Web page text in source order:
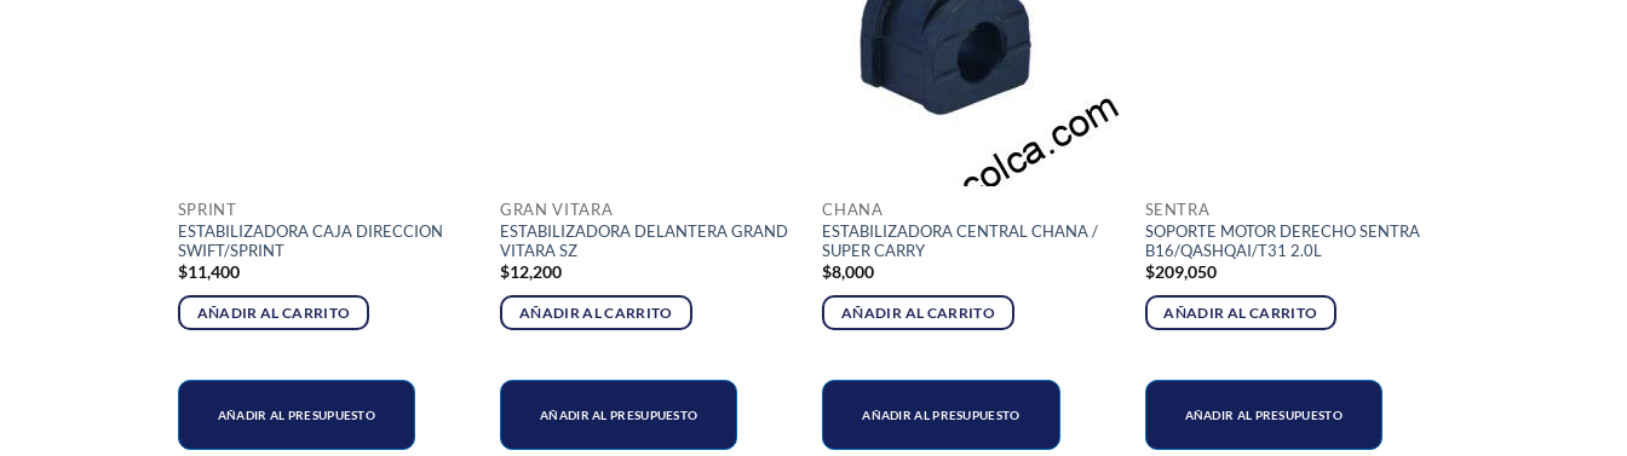
SPRINT
ESTABILIZADORA CAJA DIRECCION
SWIFT/SPRINT
$11,400
AÑADIR AL CARRITO
AÑADIR AL PRESUPUESTO
GRAN VITARA
ESTABILIZADORA DELANTERA GRAND
VITARA SZ
$12,200
AÑADIR AL CARRITO
AÑADIR AL PRESUPUESTO
CHANA
ESTABILIZADORA CENTRAL CHANA /
SUPER CARRY
$8,000
AÑADIR AL CARRITO
AÑADIR AL PRESUPUESTO
SENTRA
SOPORTE MOTOR DERECHO SENTRA
B16/QASHQAI/T31 2.0L
$209,050
AÑADIR AL CARRITO
AÑADIR AL PRESUPUESTO